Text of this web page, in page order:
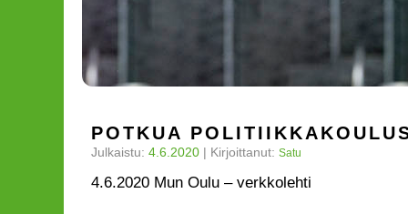
POTKUA
Julkaistu: 4.6.2020 | Kirjoittanut: Satu
4.6.2020 Mun Oulu – verkkolehti